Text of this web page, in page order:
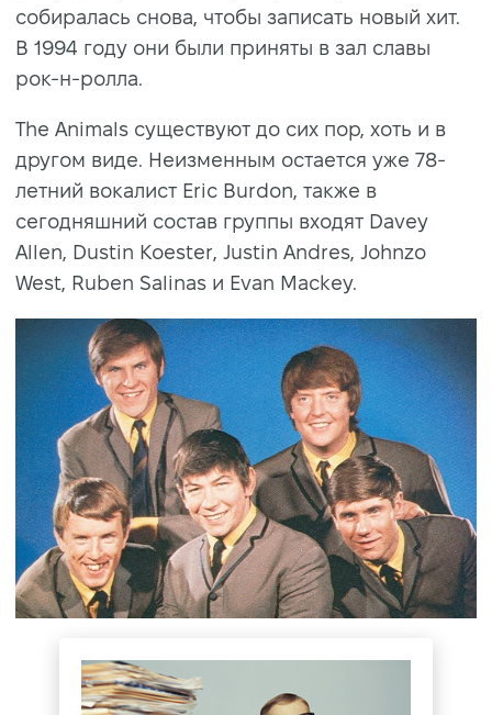
собиралась снова, чтобы записать новый хит.
В 1994 году они были приняты в зал славы
рок-н-ролла.
The Animals существуют до сих пор, хоть и в
другом виде. Неизменным остается уже 78-
летний вокалист Eric Burdon, также в
сегодняшний состав группы входят Davey
Allen, Dustin Koester, Justin Andres, Johnzo
West, Ruben Salinas и Evan Mackey.